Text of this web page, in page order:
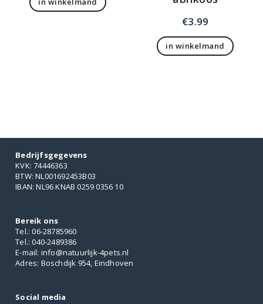
was:
is:
€3.99
in winkelmand
Bedrijfsgegevens
KVK: 74446363
BTW: NL001692453B03
IBAN: NL96 KNAB 0259 0356 10
Bereik ons
Tel.: 06-28785960
Tel.: 040-2489386
E-mail: info@natuurlijk-4pets.nl
Adres: Boschdijk 954, Eindhoven
Social media